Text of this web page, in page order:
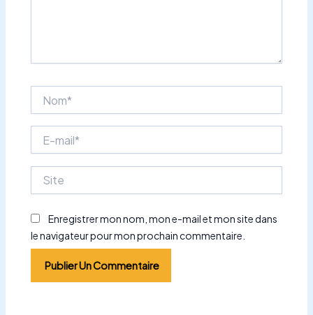
mail*
Enregistrer mon nom, mon e-mail et mon site dans
le navigateur pour mon prochain commentaire.